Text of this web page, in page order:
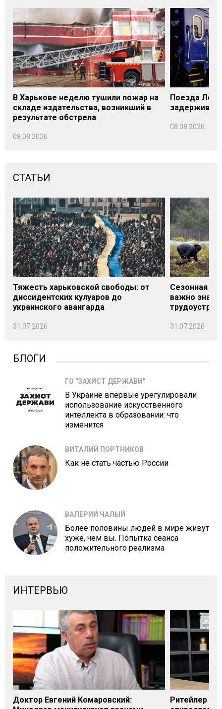
В Харькове неделю тушили пожар на
складе издательства, возникший в
результате обстрела
08.08.2026
Поезда
08.08.2026
СТАТЬИ
Тяжесть харьковской свободы: от
диссидентских кулуаров до
украинского авангарда
31.07.2026
Сезонная
важно знать
31.07.2026
БЛОГИ
ГО "ЗАХИСТ ДЕРЖАВИ"
В Украине впервые урегулировали
использование искусственного
интеллекта в образовании: что
изменится
ВИТАЛИЙ ПОРТНИКОВ
Как не стать частью России
ВАЛЕРИЙ ЧАЛЫЙ
Более половины людей в мире живут
хуже, чем вы. Попытка сеанса
положительного реализма
ИНТЕРВЬЮ
Доктор Евгений Комаровский:
Ритейлер